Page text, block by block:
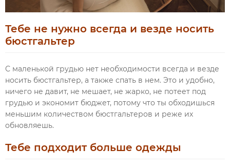
Тебе не нужно всегда и везде носить
бюстгальтер
С маленькой грудью нет необходимости всегда и везде
носить бюстгальтер, а также спать в нем. Это и удобно,
ничего не давит, не мешает, не жарко, не потеет под
грудью и экономит бюджет, потому что ты обходишься
меньшим количеством бюстгальтеров и реже их
обновляешь.
Тебе подходит больше одежды